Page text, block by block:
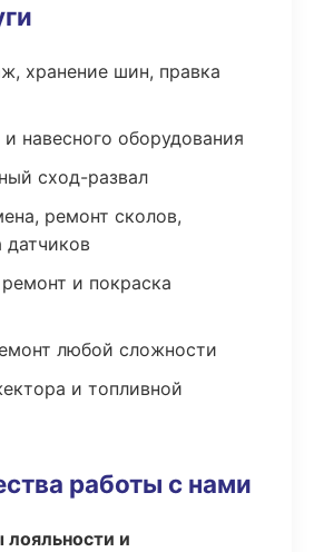
хранение шин, правка
навесного оборудования
сход-развал
ремонт сколов,
датчиков
и покраска
любой сложности
и топливной
работы с нами
и